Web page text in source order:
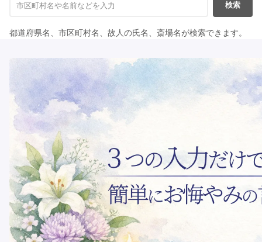
検索
都道府県名、市区町村名、故人の氏名、斎場名が検索できます。